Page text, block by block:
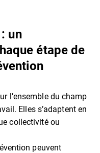
dans un nouvel
un
étape de
l’ensemble du champ
Elles s’adaptent en
collectivité ou
peuvent